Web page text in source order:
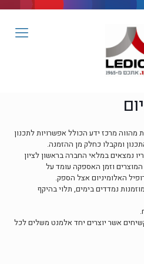
מהווה מרכז ידע הכולל אפשרויות לתכנון
ומקבלו כחלק מן ההזמנה.
נמצאים במלאי החברה בראשון לציון
המוצרים וזמן האספקה עומד על
האלומיניום אצל הספק.
נמדדים בימים, תלוי בהיקף
אשר יוצרים יחד אלמנט משלים לכל